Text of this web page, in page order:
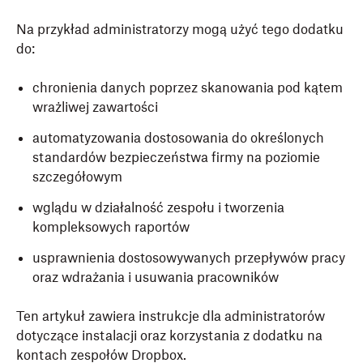
Na przykład administratorzy mogą użyć tego dodatku
do:
chronienia danych poprzez skanowania pod kątem
wrażliwej zawartości
automatyzowania dostosowania do określonych
standardów bezpieczeństwa firmy na poziomie
szczegółowym
wglądu w działalność zespołu i tworzenia
kompleksowych raportów
usprawnienia dostosowywanych przepływów pracy
oraz wdrażania i usuwania pracowników
Ten artykuł zawiera instrukcje dla administratorów
dotyczące instalacji oraz korzystania z dodatku na
kontach zespołów Dropbox.